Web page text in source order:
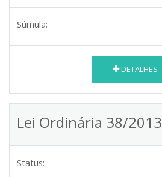
Súmula:
DETALHES
Lei Ordinária 38/2013
Status: